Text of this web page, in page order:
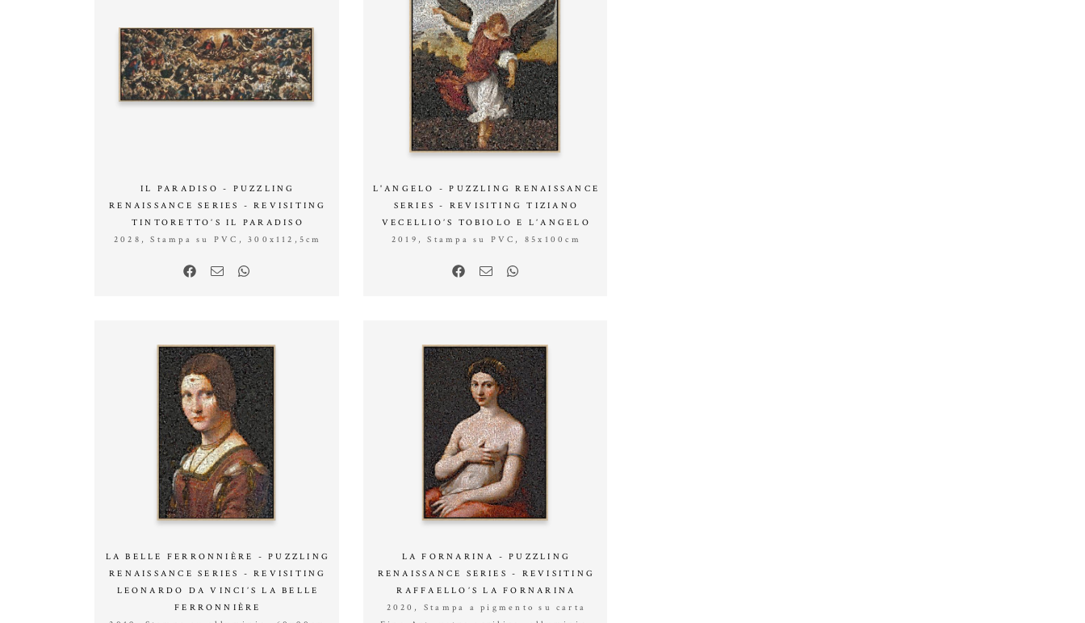
IL PARADISO - PUZZLING
RENAISSANCE SERIES - REVISITING
TINTORETTO’S IL PARADISO
2028, Stampa su PVC, 300x112,5cm
L'ANGELO - PUZZLING RENAISSANCE
SERIES - REVISITING TIZIANO
VECELLIO’S TOBIOLO E L’ANGELO
2019, Stampa su PVC, 85x100cm
LA BELLE FERRONNIÈRE - PUZZLING
RENAISSANCE SERIES - REVISITING
LEONARDO DA VINCI’S LA BELLE
FERRONNIÈRE
LA FORNARINA - PUZZLING
RENAISSANCE SERIES - REVISITING
RAFFAELLO’S LA FORNARINA
2020, Stampa a pigmento su carta